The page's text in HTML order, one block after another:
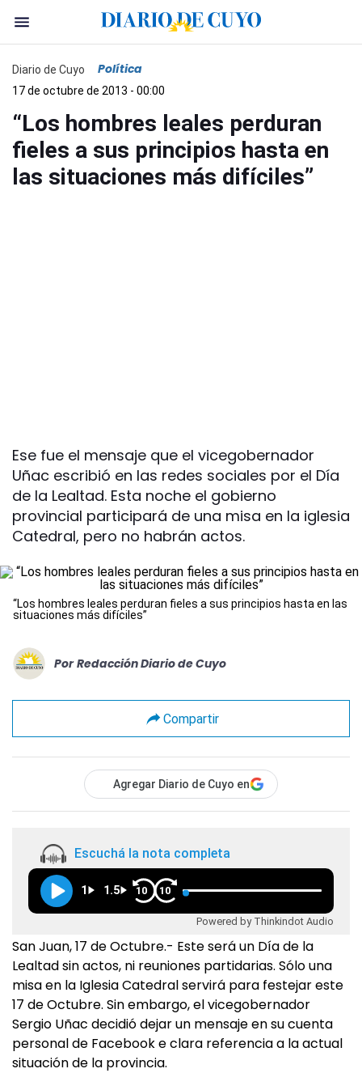
Diario de Cuyo Política
17 de octubre de 2013 - 00:00
“Los hombres leales perduran
fieles a sus principios hasta en
las situaciones más difíciles”
Ese fue el mensaje que el vicegobernador
Uñac escribió en las redes sociales por el Día
de la Lealtad. Esta noche el gobierno
provincial participará de una misa en la iglesia
Catedral, pero no habrán actos.
“Los hombres leales perduran fieles a sus principios hasta en las
situaciones más difíciles”
Por Redacción Diario de Cuyo
Compartir
Agregar Diario de Cuyo en
Escuchá la nota completa
1 1.5 10 10
Powered by Thinkindot Audio
San Juan, 17 de Octubre.- Este será un Día de la
Lealtad sin actos, ni reuniones partidarias. Sólo una
misa en la Iglesia Catedral servirá para festejar este
17 de Octubre. Sin embargo, el vicegobernador
Sergio Uñac decidió dejar un mensaje en su cuenta
personal de Facebook e clara referencia a la actual
situación de la provincia.